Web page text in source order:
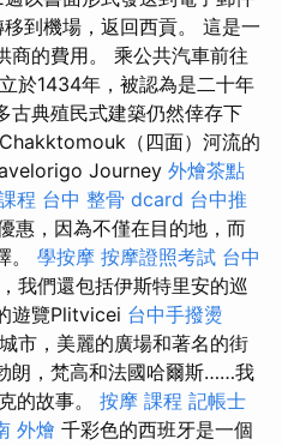
到機場，返回西貢。 這是一
商的費用。 乘公共汽車前往
於1434年，被認為是二十年
古典殖民式建築仍然倖存下
（四面）河流的
Journey 外燴茶點
程 台中 整骨 dcard 台中推
惠，因為不僅在目的地，而
。 學按摩 按摩證照考試 台中
我們還包括伊斯特里安的巡
遊覽Plitvicei 台中手撥燙
市，美麗的廣場和著名的街
朗，梵高和法國哈爾斯……我
的故事。 按摩 課程 記帳士
外燴 千彩色的西班牙是一個